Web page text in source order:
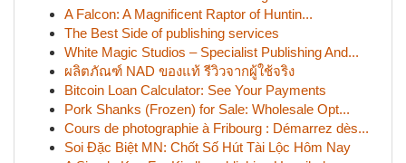
A Falcon: A Magnificent Raptor of Huntin...
The Best Side of publishing services
White Magic Studios – Specialist Publishing And...
ผลิตภัณฑ์ NAD ของแท้ รีวิวจากผู้ใช้จริง
Bitcoin Loan Calculator: See Your Payments
Pork Shanks (Frozen) for Sale: Wholesale Opt...
Cours de photographie à Fribourg : Démarrez dès...
Soi Đặc Biệt MN: Chốt Số Hút Tài Lộc Hôm Nay